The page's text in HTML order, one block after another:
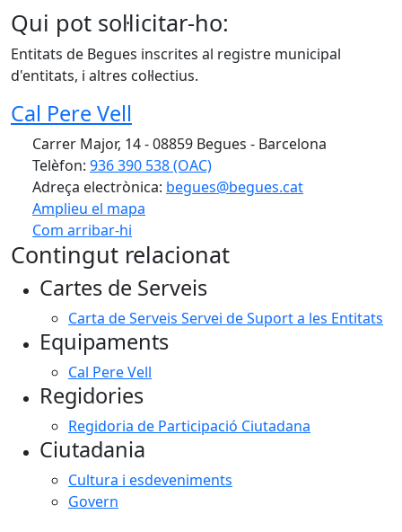
Qui pot sol·licitar-ho:
Entitats de Begues inscrites al registre municipal
d'entitats, i altres col·lectius.
Cal Pere Vell
Carrer Major, 14 - 08859 Begues - Barcelona
Telèfon: 936 390 538 (OAC)
Adreça electrònica: begues@begues.cat
Amplieu el mapa
Com arribar-hi
+
−
Contingut relacionat
Cartes de Serveis
Carta de Serveis Servei de Suport a les Entitats
Equipaments
Cal Pere Vell
Regidories
Regidoria de Participació Ciutadana
Ciutadania
Cultura i esdeveniments
Govern